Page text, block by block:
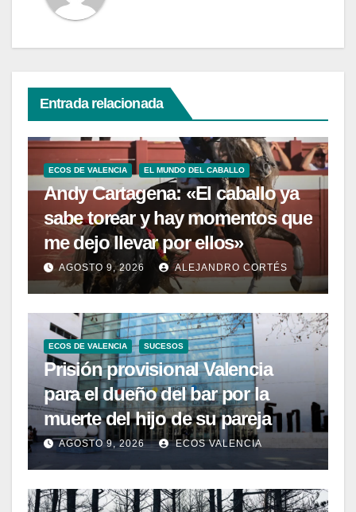
Entrada relacionada
ECOS DE VALENCIA EL MUNDO DEL CABALLO
Andy Cartagena: «El caballo ya
sabe torear y hay momentos que
me dejo llevar por ellos»
AGOSTO 9, 2026 ALEJANDRO CORTÉS
ECOS DE VALENCIA SUCESOS
Prisión provisional Valencia
para el dueño del bar por la
muerte del hijo de su pareja
AGOSTO 9, 2026 ECOS VALENCIA